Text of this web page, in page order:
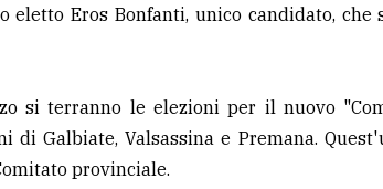
eletto Eros Bonfanti, unico candidato,
si terranno le elezioni per il nuovo
di Galbiate, Valsassina e Premana.
provinciale.